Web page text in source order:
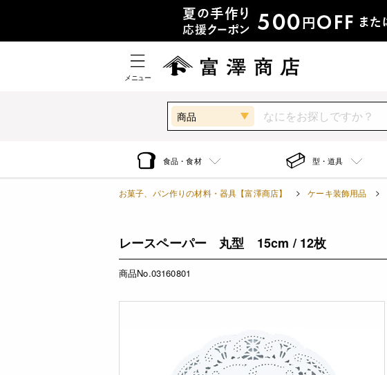
メニュー
商品
食品・食材 型・道具
お菓子、パン作りの材料・器具【富澤商店】 ケーキ装飾用品
レースペーパー 丸型 15cm / 12枚
商品No.03160801